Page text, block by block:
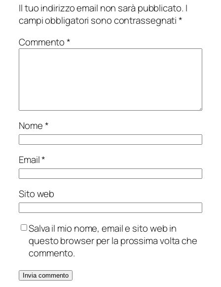
Il tuo indirizzo email non sarà pubblicato. I
campi obbligatori sono contrassegnati*
Commento*
Nome*
Email*
Sito web
Salva il mio nome, email e sito web in
questo browser per la prossima volta che
commento.